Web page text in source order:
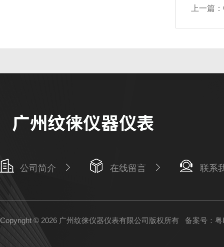
上一篇：
公司简介 在线留言 联系
Copyright © 2026 广州纹徕仪器仪表有限公司版权所有 备案号：